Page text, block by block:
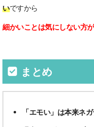
いですから
細かいことは気にしない方
まとめ
「エモい」は本来ネ